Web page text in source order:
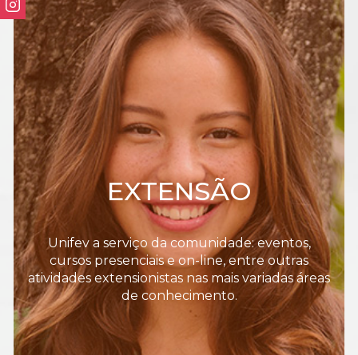
EXTENSÃO
Unifev a serviço da comunidade: eventos,
cursos presenciais e on-line, entre outras
atividades extensionistas nas mais variadas áreas
de conhecimento.